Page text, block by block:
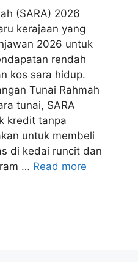
(SARA) 2026
kerajaan yang
2026 untuk
rendah
kos sara hidup.
Tunai Rahmah
tunai, SARA
kredit tanpa
untuk membeli
di kedai runcit dan
… Read more